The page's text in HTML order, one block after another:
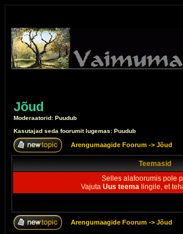
Jõud
Moderaatorid: Puudub
Kasutajad seda foorumit lugemas: Puudub
Arengumaagide Foorum -> Jõud
Teemasid
Selles alafoorumis pole
Vajuta Uus teema lingile, et
Arengumaagide Foorum -> Jõud